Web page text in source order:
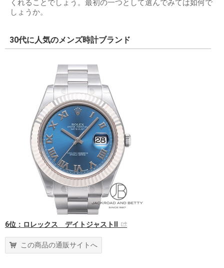
くれることでしょう。最初の一つとして選んでみては如何で
しょうか。
30代に人気のメンズ時計ブランド
6位：ロレックス デイトジャストⅡ
この商品の通販サイトへ